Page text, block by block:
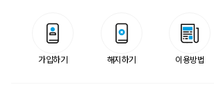
가입하기 해지하기 이용방법